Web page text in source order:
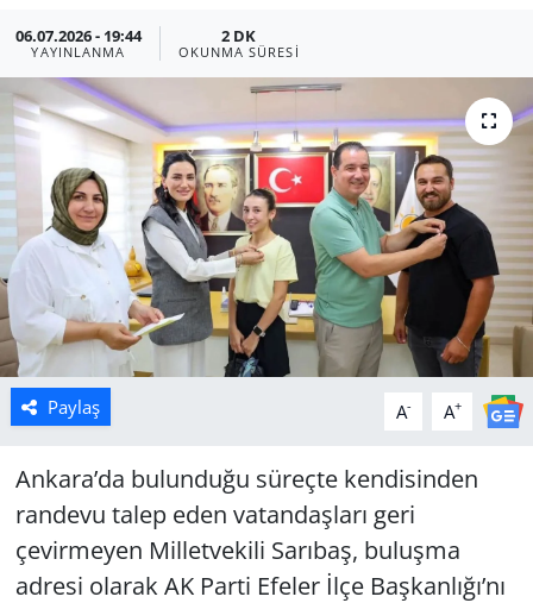
06.07.2026 - 19:44
YAYINLANMA
2 DK
OKUNMA SÜRESI
Paylaş A- A+
Ankara’da bulunduğu süreçte kendisinden
randevu talep eden vatandaşları geri
çevirmeyen Milletvekili Sarıbaş, buluşma
adresi olarak AK Parti Efeler İlçe Başkanlığı’nı
Uşak